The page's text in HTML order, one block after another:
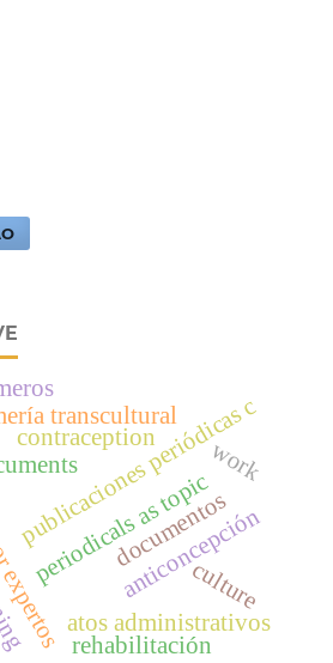
documentos
periodicals as topic
publicaciones periódicas c
transcultural
contraception
anticoncepción
atos administrativos
rehabilitación
culture
work